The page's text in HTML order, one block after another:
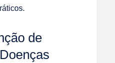
de